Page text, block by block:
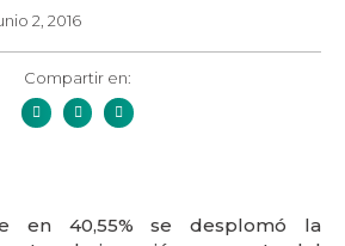
2, 2016
Compartir en:
en 40,55% se desplomó la